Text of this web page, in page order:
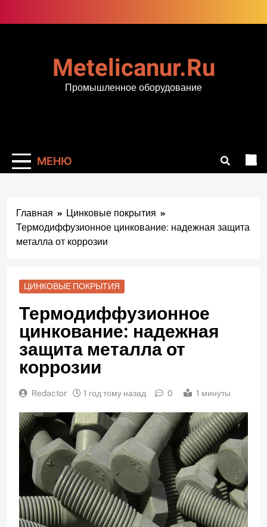
к
Metelicanur.ru
Промышленное оборудование
МЕНЮ
Главная
Цинковые покрытия
Термодиффузионное цинкование: надежная защита
металла от коррозии
ЦИНКОВЫЕ ПОКРЫТИЯ
Термодиффузионное
цинкование: надежная
защита металла от
коррозии
Redactor 1 год тому назад 0 1 минуты